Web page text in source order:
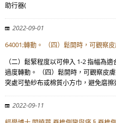
助行器(
2022-09-01
64001;轉動。 （四）鬆開時，可觀察
（二）鬆緊程度以可伸入 1-2 指幅為
過度轉動。 （四）鬆開時，可觀察皮
突處可墊紗布或棉質小方巾，避免磨
2022-09-11